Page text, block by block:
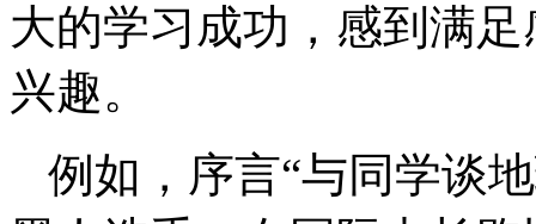
大的学习成功，感到满
兴趣。
例如，序言“与同学谈